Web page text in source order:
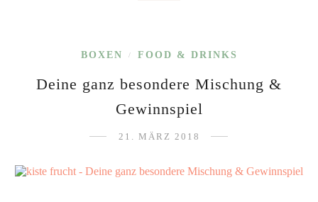
BOXEN / FOOD & DRINKS
Deine ganz besondere Mischung &
Gewinnspiel
21. MÄRZ 2018